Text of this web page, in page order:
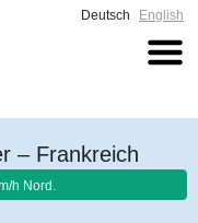
Deutsch English
– Frankreich
h Nord.